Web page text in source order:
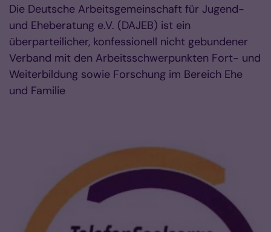
Die Deutsche Arbeitsgemeinschaft für Jugend-
und Eheberatung e.V. (DAJEB) ist ein
überparteilicher, konfessionell nicht gebundener
Verband mit den Arbeitsschwerpunkten Fort- und
Weiterbildung sowie Forschung im Bereich Ehe
und Familie